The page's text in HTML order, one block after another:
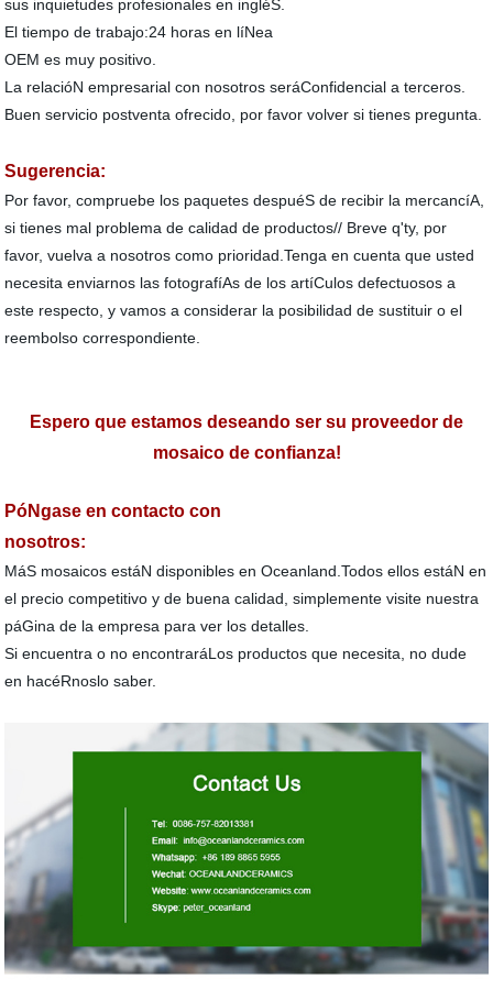
sus inquietudes profesionales en ingléS.
El tiempo de trabajo:24 horas en líNea
OEM es muy positivo.
La relacióN empresarial con nosotros seráConfidencial a terceros.
Buen servicio postventa ofrecido, por favor volver si tienes pregunta.
Sugerencia:
Por favor, compruebe los paquetes despuéS de recibir la mercancíA,
si tienes mal problema de calidad de productos// Breve q'ty, por
favor, vuelva a nosotros como prioridad.Tenga en cuenta que usted
necesita enviarnos las fotografíAs de los artíCulos defectuosos a
este respecto, y vamos a considerar la posibilidad de sustituir o el
reembolso correspondiente.
Espero que estamos deseando ser su proveedor de
mosaico de confianza!
PóNgase en contacto con
nosotros:
MáS mosaicos estáN disponibles en Oceanland.Todos ellos estáN en
el precio competitivo y de buena calidad, simplemente visite nuestra
páGina de la empresa para ver los detalles.
Si encuentra o no encontraráLos productos que necesita, no dude
en hacéRnoslo saber.